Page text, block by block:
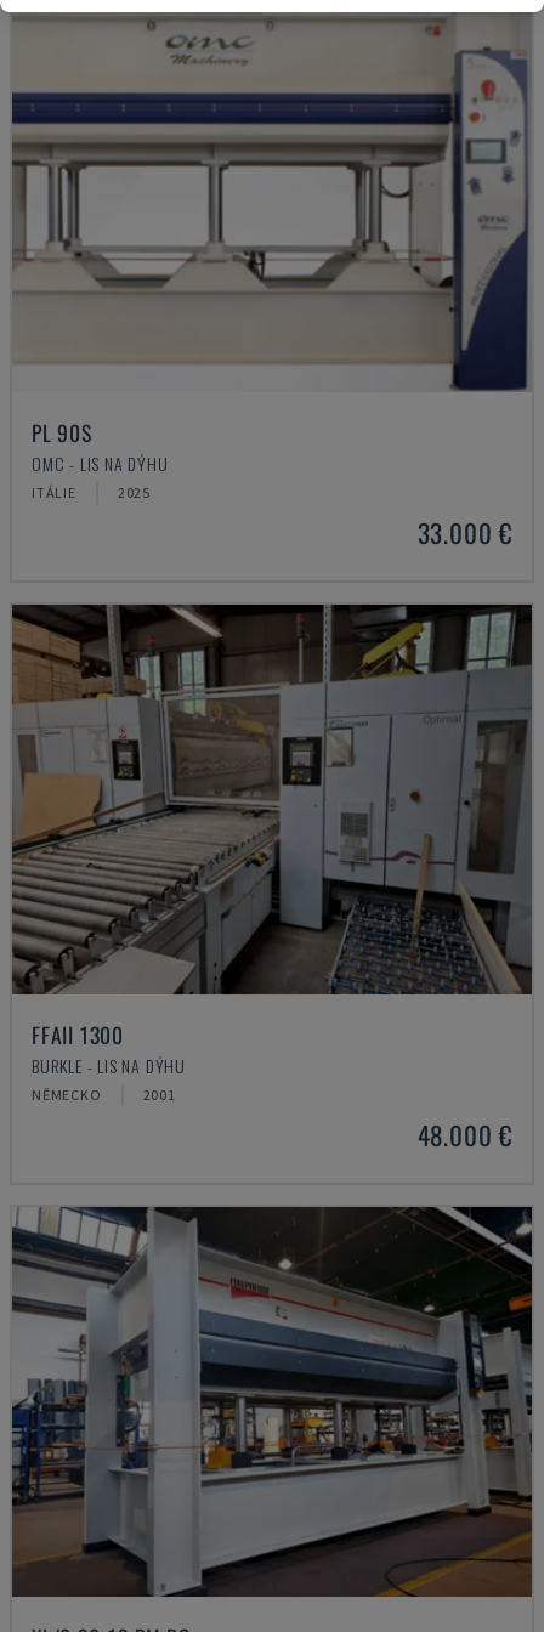
PL 90S
OMC - LIS NA DÝHU
ITÁLIE 2025
33.000 €
FFAII 1300
BURKLE - LIS NA DÝHU
NĚMECKO 2001
48.000 €